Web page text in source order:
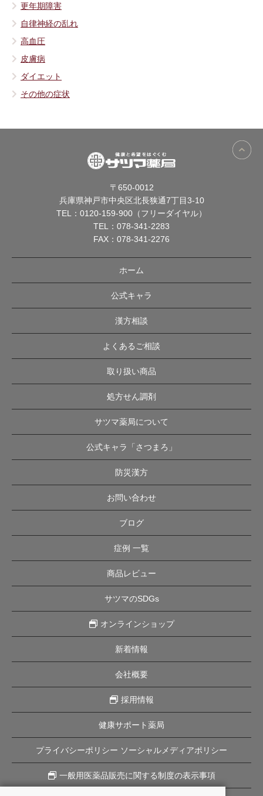
更年期障害
自律神経の乱れ
高血圧
皮膚病
ダイエット
その他の症状
〒650-0012
兵庫県神戸市中央区北長狭通7丁目3-10
TEL： 0120-159-900（フリーダイヤル）
TEL： 078-341-2283
FAX：078-341-2276
ホーム
公式キャラ
漢方相談
よくあるご相談
取り扱い商品
処方せん調剤
サツマ薬局について
公式キャラ「さつまろ」
防災漢方
お問い合わせ
ブログ
症例 一覧
商品レビュー
サツマのSDGs
オンラインショップ
新着情報
会社概要
採用情報
健康サポート薬局
プライバシーポリシー ソーシャルメディアポリシー
一般用医薬品販売に関する制度の表示事項